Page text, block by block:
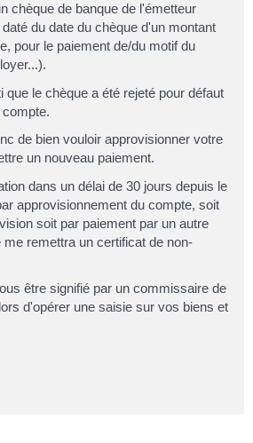
chèque de banque de l'émetteur
daté du date du chèque d'un montant
, pour le paiement de/du motif du
.
que le chèque a été rejeté pour défaut
de bien vouloir approvisionner votre
un nouveau paiement.
dans un délai de 30 jours depuis le
approvisionnement du compte, soit
soit par paiement par un autre
remettra un certificat de non-
être signifié par un commissaire de
d'opérer une saisie sur vos biens et